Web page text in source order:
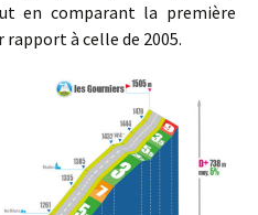
en comparant la première
à celle de 2005.